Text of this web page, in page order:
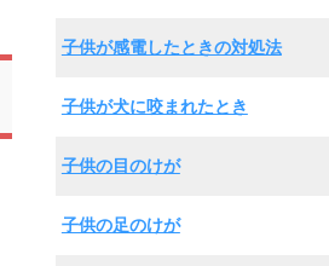
子供が感電したときの対処法
子供が犬に咬まれたとき
子供の目のけが
子供の足のけが